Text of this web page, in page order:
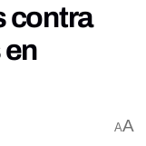
contra
AA